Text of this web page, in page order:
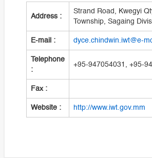
Address :
Strand Road, Kwegyi
Township, Sagaing
E-mail : dyce.chindwin.iwt@e-
Telephone
:
+95-947054031, +95-
Fax :
Website : http://www.iwt.gov.mm